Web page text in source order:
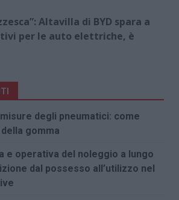
Altavilla di BYD spara a
per le auto elettriche, è
degli pneumatici: come
gomma
e operativa del noleggio a lungo
dal possesso all’utilizzo nel